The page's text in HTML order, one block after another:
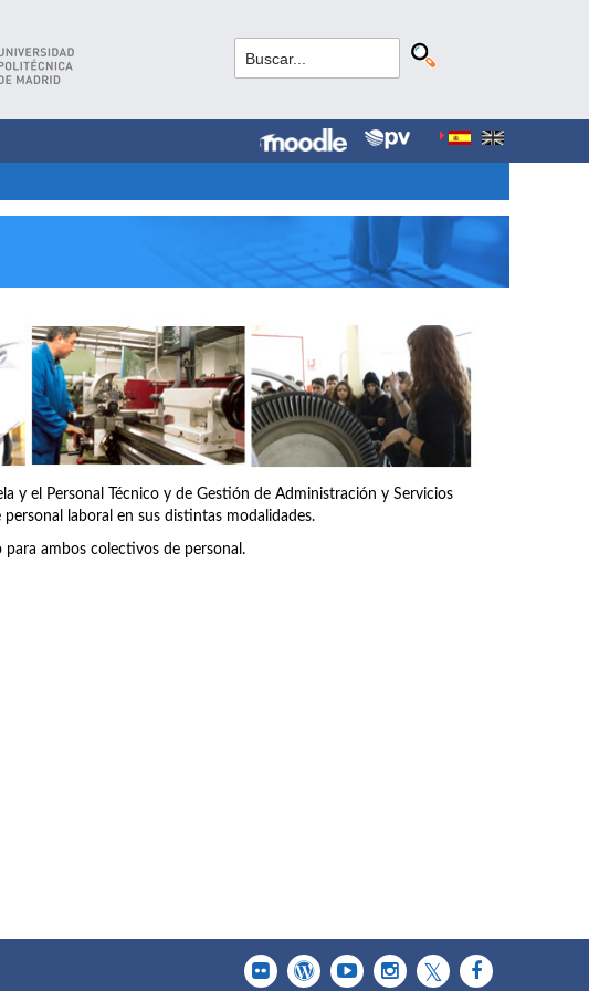
y el Personal Técnico y de Gestión de Administración y Servicios
laboral en sus distintas modalidades.
ambos colectivos de personal.